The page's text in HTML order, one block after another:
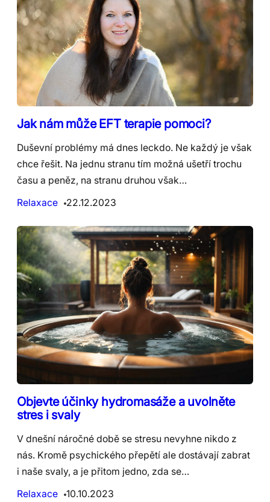
Jak nám může EFT terapie pomoci?
Duševní problémy má dnes leckdo. Ne každý je však
chce řešit. Na jednu stranu tím možná ušetří trochu
času a peněz, na stranu druhou však…
Relaxace
22.12.2023
Objevte účinky hydromasáže a uvolněte
stres i svaly
V dnešní náročné době se stresu nevyhne nikdo z
nás. Kromě psychického přepětí ale dostávají zabrat
i naše svaly, a je přitom jedno, zda se…
Relaxace
10.10.2023